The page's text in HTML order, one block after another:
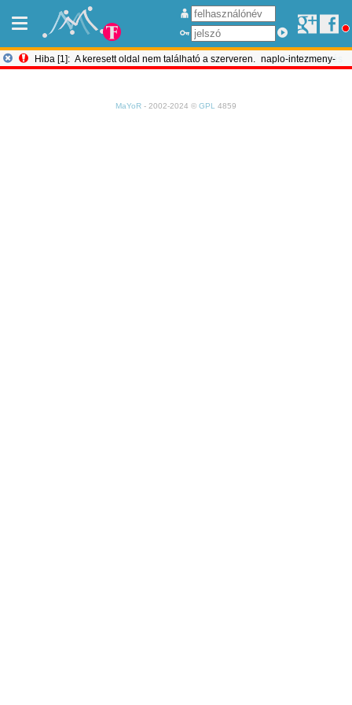
Bejelentkezés
Hiba [1]: A keresett oldal nem található a szerveren. naplo-intezmeny-
MaYoR - 2002-2024 © GPL 4859